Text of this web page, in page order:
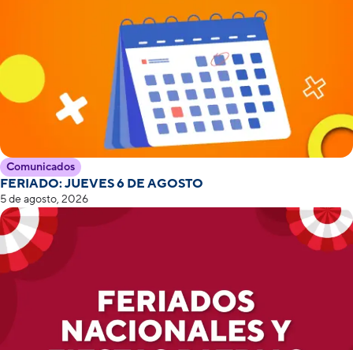
Comunicados
FERIADO: JUEVES 6 DE AGOSTO
5 de agosto, 2026